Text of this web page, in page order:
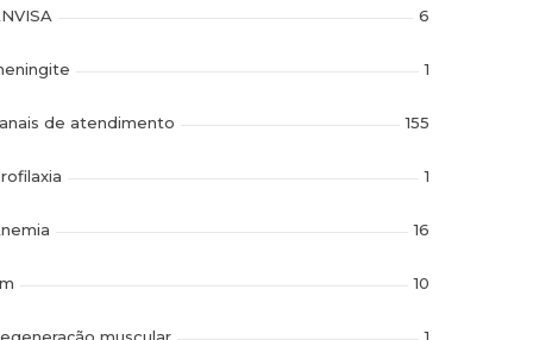
6
1
de atendimento 155
1
16
10
muscular 1